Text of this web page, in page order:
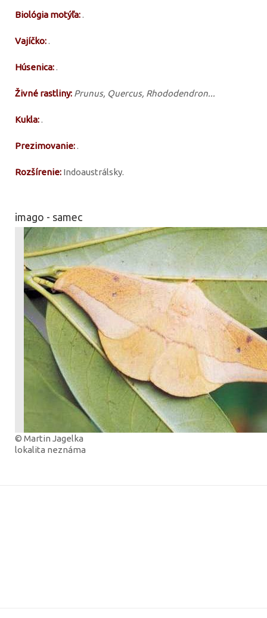
Biológia motýľa:.
Vajíčko:.
Húsenica:.
Živné rastliny: Prunus, Quercus, Rhododendron...
Kukla:.
Prezimovanie:.
Rozšírenie: Indoaustrálsky.
imago - samec
© Martin Jagelka
lokalita neznáma